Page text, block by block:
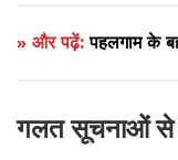
» और पढ़ें:पहलगाम के
गलत सूचनाओं से